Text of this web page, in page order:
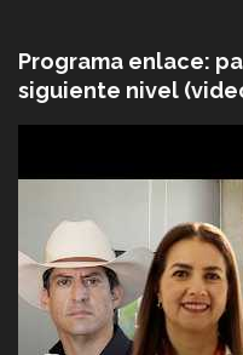
Programa enlace:
siguiente nivel